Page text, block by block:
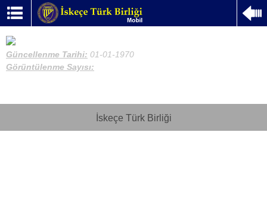
Güncellenme Tarihi: 01-01-1970
Görüntülenme Sayısı:
İskeçe Türk Birliği